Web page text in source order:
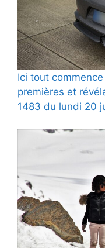
Ici tout
premières et
1483 du lundi 20